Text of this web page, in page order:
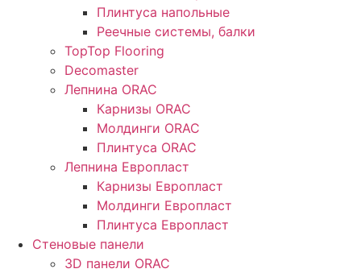
Плинтуса напольные
Реечные системы, балки
TopTop Flooring
Decomaster
Лепнина ORAC
Карнизы ORAC
Молдинги ORAC
Плинтуса ORAC
Лепнина Европласт
Карнизы Европласт
Молдинги Европласт
Плинтуса Европласт
Стеновые панели
3D панели ORAC